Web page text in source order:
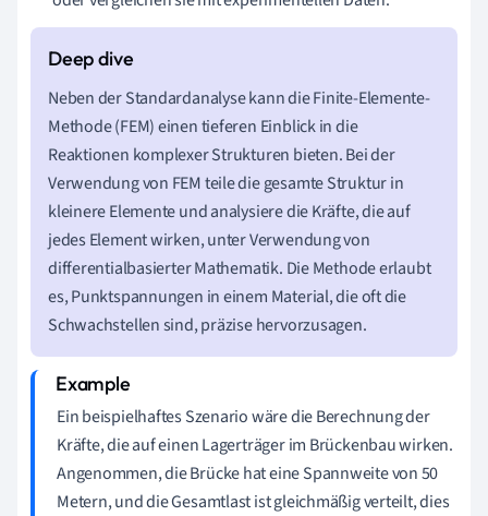
Neben der Standardanalyse kann die Finite-Elemente-
Methode (FEM) einen tieferen Einblick in die
Reaktionen komplexer Strukturen bieten. Bei der
Verwendung von FEM teile die gesamte Struktur in
kleinere Elemente und analysiere die Kräfte, die auf
jedes Element wirken, unter Verwendung von
differentialbasierter Mathematik. Die Methode erlaubt
es, Punktspannungen in einem Material, die oft die
Schwachstellen sind, präzise hervorzusagen.
Ein beispielhaftes Szenario wäre die Berechnung der
Kräfte, die auf einen Lagerträger im Brückenbau wirken.
Angenommen, die Brücke hat eine Spannweite von 50
Metern, und die Gesamtlast ist gleichmäßig verteilt, dies